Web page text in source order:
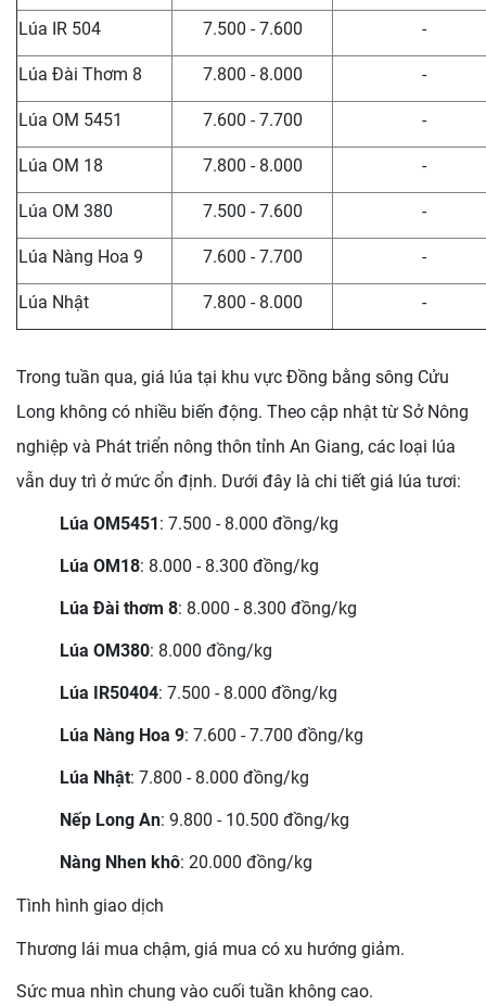
Lúa IR 504 7.500 - 7.600 -
Lúa Đài Thơm 8 7.800 - 8.000 -
Lúa OM 5451 7.600 - 7.700 -
Lúa OM 18 7.800 - 8.000 -
Lúa OM 380 7.500 - 7.600 -
Lúa Nàng Hoa 9 7.600 - 7.700 -
Lúa Nhật 7.800 - 8.000 -
Trong tuần qua, giá lúa tại khu vực Đồng bằng sông Cửu
Long không có nhiều biến động. Theo cập nhật từ Sở Nông
nghiệp và Phát triển nông thôn tỉnh An Giang, các loại lúa
vẫn duy trì ở mức ổn định. Dưới đây là chi tiết giá lúa tươi:
Lúa OM5451: 7.500 - 8.000 đồng/kg
Lúa OM18: 8.000 - 8.300 đồng/kg
Lúa Đài thơm 8: 8.000 - 8.300 đồng/kg
Lúa OM380: 8.000 đồng/kg
Lúa IR50404: 7.500 - 8.000 đồng/kg
Lúa Nàng Hoa 9: 7.600 - 7.700 đồng/kg
Lúa Nhật: 7.800 - 8.000 đồng/kg
Nếp Long An: 9.800 - 10.500 đồng/kg
Nàng Nhen khô: 20.000 đồng/kg
Tình hình giao dịch
Thương lái mua chậm, giá mua có xu hướng giảm.
Sức mua nhìn chung vào cuối tuần không cao.